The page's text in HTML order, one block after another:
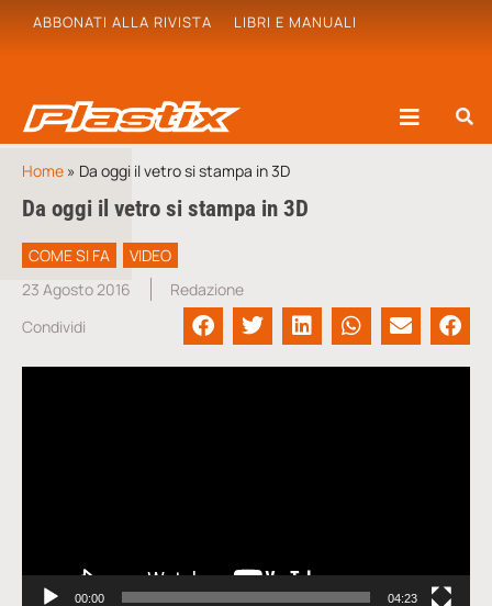
ABBONATI ALLA RIVISTA LIBRI E MANUALI
Home » Da oggi il vetro si stampa in 3D
Da oggi il vetro si stampa in 3D
COME SI FA
VIDEO
23 Agosto 2016
Redazione
Condividi
00:00 04:23